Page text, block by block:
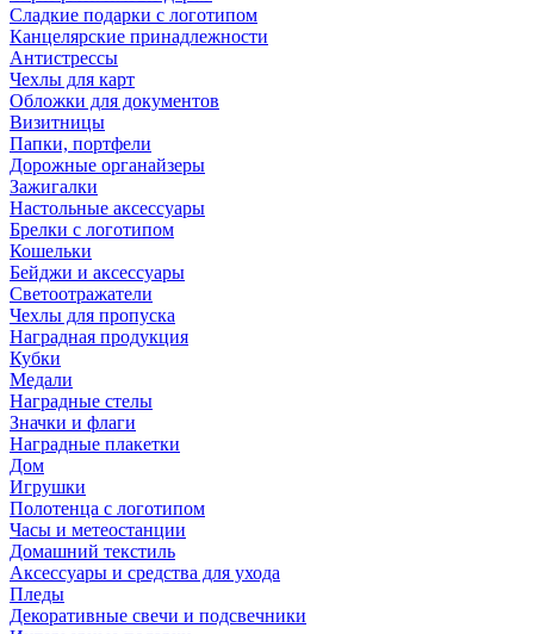
Сладкие подарки с логотипом
Канцелярские принадлежности
Антистрессы
Чехлы для карт
Обложки для документов
Визитницы
Папки, портфели
Дорожные органайзеры
Зажигалки
Настольные аксессуары
Брелки с логотипом
Кошельки
Бейджи и аксессуары
Светоотражатели
Чехлы для пропуска
Наградная продукция
Кубки
Медали
Наградные стелы
Значки и флаги
Наградные плакетки
Дом
Игрушки
Полотенца с логотипом
Часы и метеостанции
Домашний текстиль
Аксессуары и средства для ухода
Пледы
Декоративные свечи и подсвечники